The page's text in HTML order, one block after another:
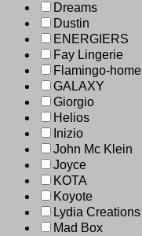
Dreams
Dustin
ENERGIERS
Fay Lingerie
Flamingo-home
GALAXY
Giorgio
Helios
Inizio
John Mc Klein
Joyce
KOTA
Koyote
Lydia Creations
Mad Box